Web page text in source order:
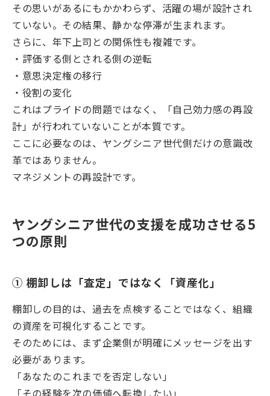
その思いがあるにもかかわらず、活躍の場が設計され
ていない。その結果、静かな停滞が生まれます。
さらに、年下上司との関係性も複雑です。
・評価する側とされる側の逆転
・意思決定権の移行
・役割の変化
これはプライドの問題ではなく、「自己効力感の再設
計」が行われていないことが本質です。
ここに必要なのは、ヤングシニア世代側だけの意識改
革ではありません。
マネジメントの再設計です。
ヤングシニア世代の支援を成功させる5
つの原則
① 棚卸しは「査定」ではなく「資産化」
棚卸しの目的は、過去を点検することではなく、組織
の資産を可視化することです。
そのためには、まず企業側が明確にメッセージを出す
必要があります。
「あなたのこれまでを否定しない」